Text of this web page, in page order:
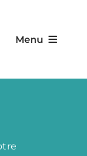
Menu